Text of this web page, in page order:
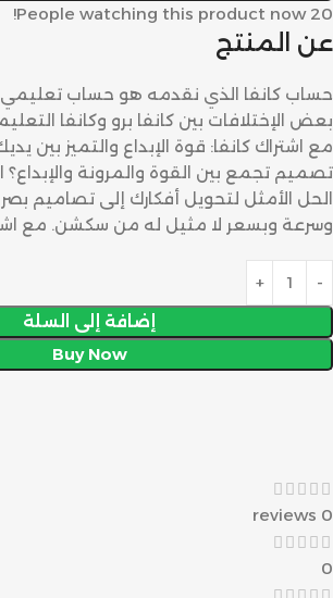
20
People watching this product now!
عن المنتج
حساب كانفا الذي نقدمه هو حساب
بعض الإختلافات بين كانفا برو وكانفا
مع اشتراك كانفا: قوة الإبداع والتميز بين
تصميم تجمع بين القوة والمرونة والإبداع؟
الحل الأمثل لتحويل أفكارك إلى تصاميم
وسرعة وبسعر لا مثيل له من سكشن. مع
إضافة إلى السلة
Buy Now
0 reviews
0